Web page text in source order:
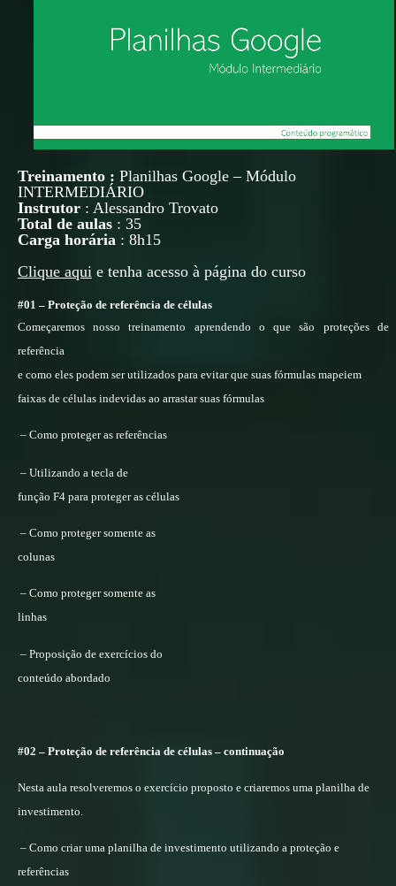
Treinamento : Planilhas Google – Módulo
INTERMEDIÁRIO
Instrutor : Alessandro Trovato
Total de aulas : 35
Carga horária : 8h15
Clique aqui e tenha acesso à página do curso
#01 – Proteção de referência de células
Começaremos nosso treinamento aprendendo o que são proteções de
referência
e como eles podem ser utilizados para evitar que suas fórmulas mapeiem
faixas de células indevidas ao arrastar suas fórmulas
– Como proteger as referências
– Utilizando a tecla de
função F4 para proteger as células
– Como proteger somente as
colunas
– Como proteger somente as
linhas
– Proposição de exercícios do
conteúdo abordado
#02 – Proteção de referência de células – continuação
Nesta aula resolveremos o exercício proposto e criaremos uma planilha de
investimento.
– Como criar uma planilha de investimento utilizando a proteção e
referências